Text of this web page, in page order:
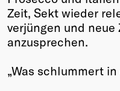
Zeit, Sekt wieder
verjüngen und neue
anzusprechen.
„Was schlummert in